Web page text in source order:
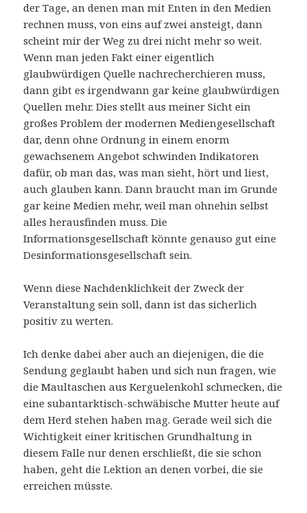
der Tage, an denen man mit Enten in den Medien
rechnen muss, von eins auf zwei ansteigt, dann
scheint mir der Weg zu drei nicht mehr so weit.
Wenn man jeden Fakt einer eigentlich
glaubwürdigen Quelle nachrecherchieren muss,
dann gibt es irgendwann gar keine glaubwürdigen
Quellen mehr. Dies stellt aus meiner Sicht ein
großes Problem der modernen Mediengesellschaft
dar, denn ohne Ordnung in einem enorm
gewachsenem Angebot schwinden Indikatoren
dafür, ob man das, was man sieht, hört und liest,
auch glauben kann. Dann braucht man im Grunde
gar keine Medien mehr, weil man ohnehin selbst
alles herausfinden muss. Die
Informationsgesellschaft könnte genauso gut eine
Desinformationsgesellschaft sein.
Wenn diese Nachdenklichkeit der Zweck der
Veranstaltung sein soll, dann ist das sicherlich
positiv zu werten.
Ich denke dabei aber auch an diejenigen, die die
Sendung geglaubt haben und sich nun fragen, wie
die Maultaschen aus Kerguelenkohl schmecken, die
eine subantarktisch-schwäbische Mutter heute auf
dem Herd stehen haben mag. Gerade weil sich die
Wichtigkeit einer kritischen Grundhaltung in
diesem Falle nur denen erschließt, die sie schon
haben, geht die Lektion an denen vorbei, die sie
erreichen müsste.